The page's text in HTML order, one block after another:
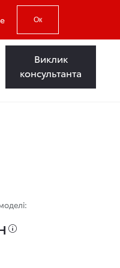
Ок
Виклик
консультанта